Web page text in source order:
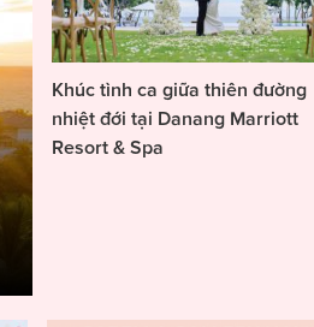
Khúc tình ca giữa thiên đường
nhiệt đới tại Danang Marriott
Resort & Spa